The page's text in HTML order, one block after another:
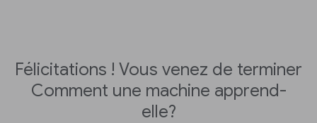
Félicitations ! Vous venez de terminer
Comment une machine apprend-
elle?